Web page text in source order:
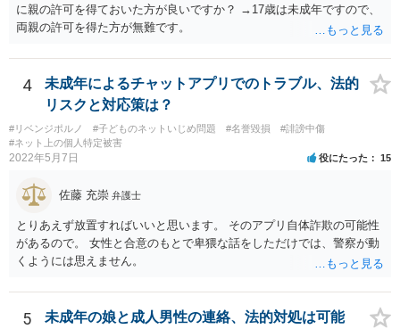
に親の許可を得ておいた方が良いですか？ →17歳は未成年ですので、
両親の許可を得た方が無難です。
4
未成年によるチャットアプリでのトラブル、法的
リスクと対応策は？
#リベンジポルノ #子どものネットいじめ問題 #名誉毀損
#誹謗中傷
#ネット上の個人特定被害
2022年5月7日 役にたった 15
佐藤 充崇 弁護士
とりあえず放置すればいいと思います。 そのアプリ自体詐欺の可能性
があるので。 女性と合意のもとで卑猥な話をしただけでは、警察が動
くようには思えません。
5
未成年の娘と成人男性の連絡、法的対処は可能